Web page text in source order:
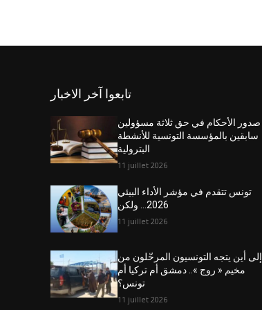
تابعوا آخر الاخبار
صدور الأحكام في حق ثلاثة مسؤولين
سابقين بالمؤسسة التونسية للأنشطة
البترولية
11 juillet 2026
تونس تتقدم في مؤشر الأداء البيئي
2026… ولكن
11 juillet 2026
إلى أين يتجه التونسيون المرحّلون من
مخيم « روج ».. دمشق أم تركيا أم
تونس؟
11 juillet 2026